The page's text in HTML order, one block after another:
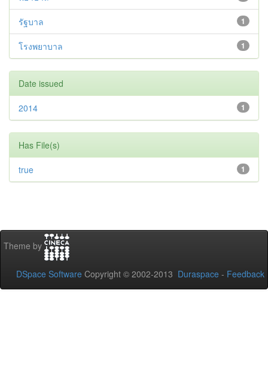
1
รัฐบาล
1
โรงพยาบาล
Date issued
1
2014
Has File(s)
1
true
Theme by
DSpace Software Copyright © 2002-2013 Duraspace - Feedback